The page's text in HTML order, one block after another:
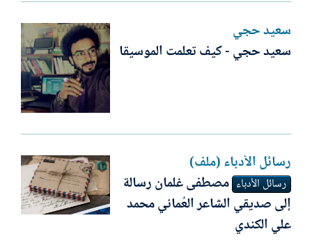
سعيد حجي
سعيد حجي - كيف تعلمت الموسيقا
رسائل الأدباء (ملف)
رسائل الأدباء مصطفى غلمان رسالة
إلى صديقي الشاعر العُماني محمد
علي الكندي